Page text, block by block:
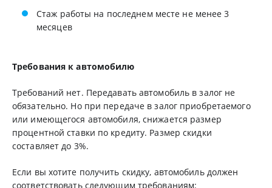
Стаж работы на последнем месте не менее 3
месяцев
Требования к автомобилю
Требований нет. Передавать автомобиль в залог не
обязательно. Но при передаче в залог приобретаемого
или имеющегося автомобиля, снижается размер
процентной ставки по кредиту. Размер скидки
составляет до 3%.
Если вы хотите получить скидку, автомобиль должен
соответствовать следующим требованиям: